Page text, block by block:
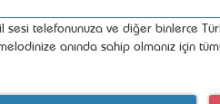
sesi telefonunuza ve diğer binlerce
anında sahip olmanız için